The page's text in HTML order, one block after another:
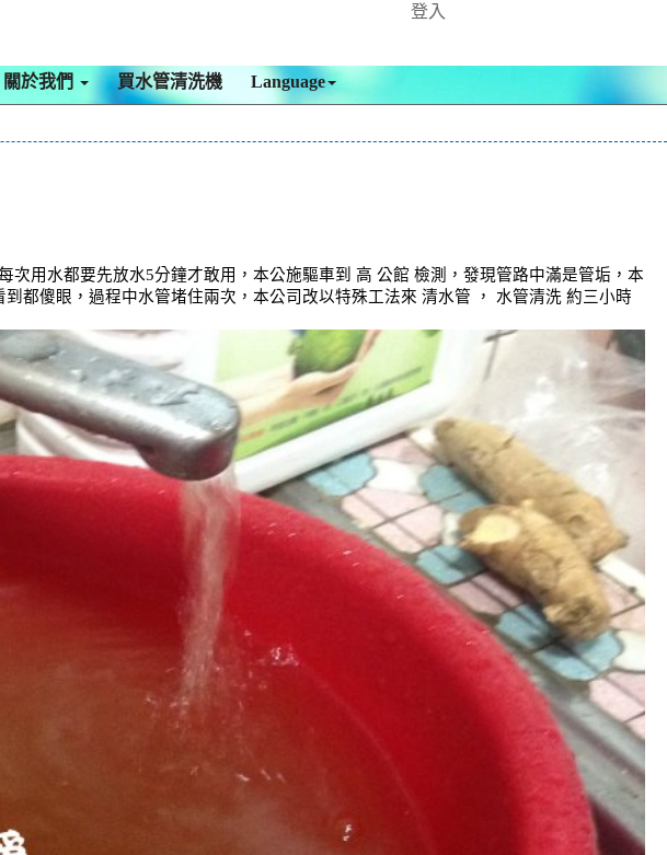
登入
關於我們 買水管清洗機 Language
用水都要先放水5分鐘才敢用，本公施驅車到 高 公館 檢測，發現管路中滿是管垢，本
都傻眼，過程中水管堵住兩次，本公司改以特殊工法來 清水管 ， 水管清洗 約三小時